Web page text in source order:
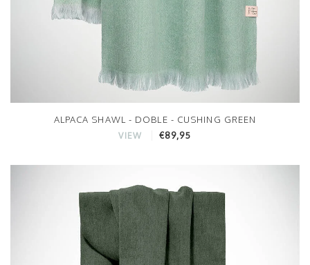
ALPACA SHAWL - DOBLE - CUSHING GREEN
VIEW €89,95